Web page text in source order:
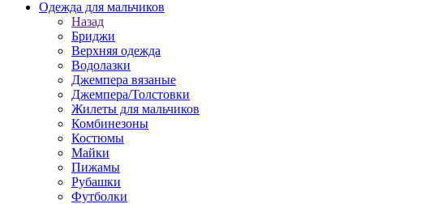
Одежда для мальчиков
Назад
Бриджи
Верхняя одежда
Водолазки
Джемпера вязаные
Джемпера/Толстовки
Жилеты для мальчиков
Комбинезоны
Костюмы
Майки
Пижамы
Рубашки
Футболки